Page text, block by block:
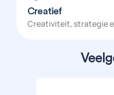
Creatief
Creativiteit, strategie